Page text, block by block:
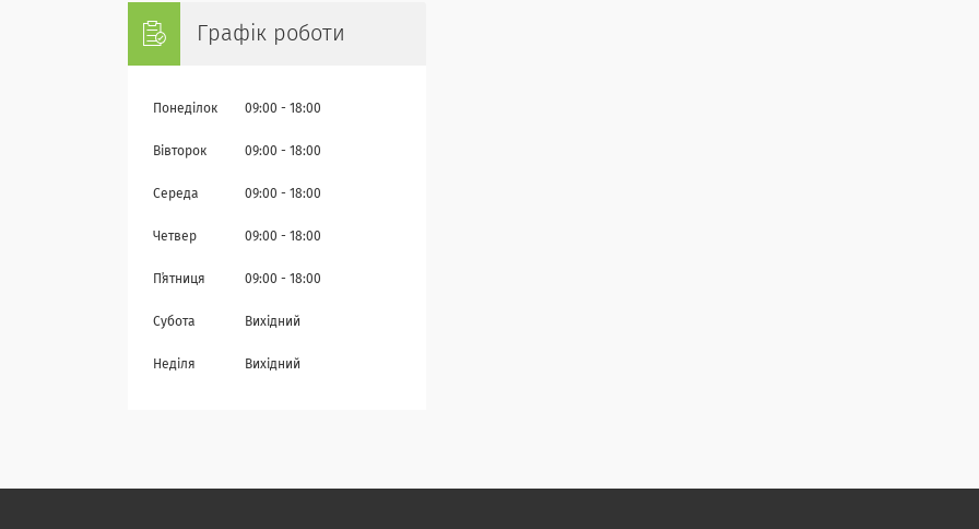
Графік роботи
Понеділок 09:00 18:00
Вівторок 09:00 18:00
Середа 09:00 18:00
Четвер 09:00 18:00
Пʼятниця 09:00 18:00
Субота Вихідний
Неділя Вихідний